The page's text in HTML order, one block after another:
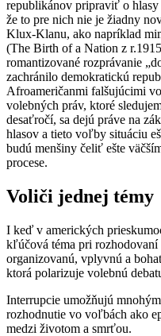
republikánov pripraviť o
že to pre nich nie je žiadny
Klux-Klanu, ako napríklad
(The Birth of a Nation z
romantizované rozprávanie
zachránilo demokratickú
Afroameričanmi falšujúcimi
volebných práv, ktoré
desaťročí, sa dejú práve na
hlasov a tieto voľby situáciu
budú menšiny čeliť ešte
procese.
Voliči jednej témy
I keď v amerických
kľúčová téma pri rozhodovaní
organizovanú, vplyvnú a
ktorá polarizuje volebnú
Interrupcie umožňujú
rozhodnutie vo voľbách ako
medzi životom a smrťou.